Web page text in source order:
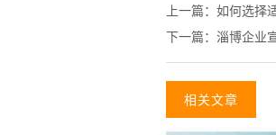
上一篇： 如何选择
下一篇： 淄博企业
相关文章